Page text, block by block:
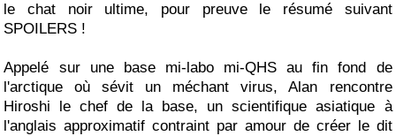
le chat noir ultime, pour preuve le résumé suivant
SPOILERS !
Appelé sur une base mi-labo mi-QHS au fin fond de
l'arctique où sévit un méchant virus, Alan rencontre
Hiroshi le chef de la base, un scientifique asiatique à
l'anglais approximatif contraint par amour de créer le dit